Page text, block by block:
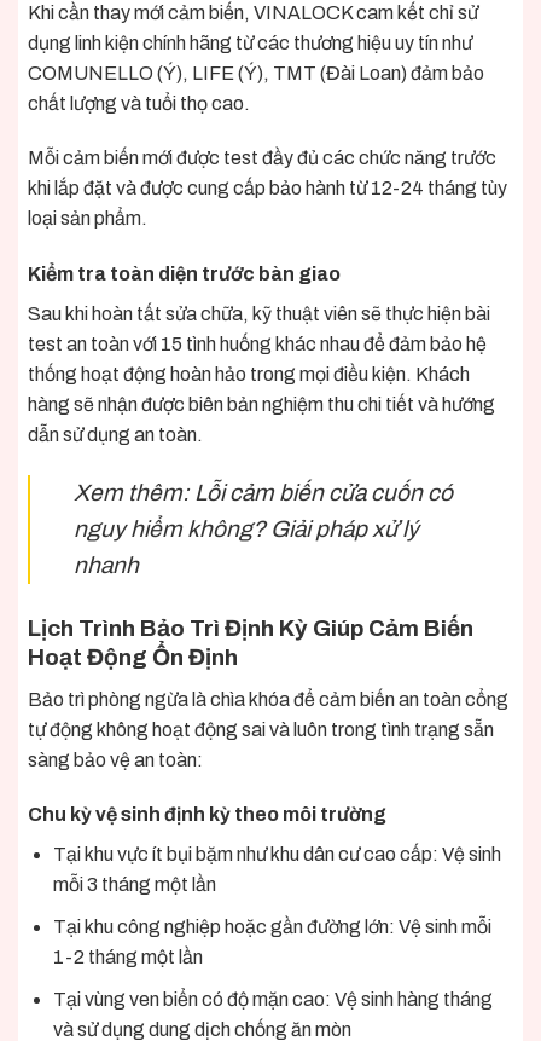
Khi cần thay mới cảm biến, VINALOCK cam kết chỉ sử
dụng linh kiện chính hãng từ các thương hiệu uy tín như
COMUNELLO (Ý), LIFE (Ý), TMT (Đài Loan) đảm bảo
chất lượng và tuổi thọ cao.
Mỗi cảm biến mới được test đầy đủ các chức năng trước
khi lắp đặt và được cung cấp bảo hành từ 12-24 tháng tùy
loại sản phẩm.
Kiểm tra toàn diện trước bàn giao
Sau khi hoàn tất sửa chữa, kỹ thuật viên sẽ thực hiện bài
test an toàn với 15 tình huống khác nhau để đảm bảo hệ
thống hoạt động hoàn hảo trong mọi điều kiện. Khách
hàng sẽ nhận được biên bản nghiệm thu chi tiết và hướng
dẫn sử dụng an toàn.
Xem thêm: Lỗi cảm biến cửa cuốn có
nguy hiểm không? Giải pháp xử lý
nhanh
Lịch Trình Bảo Trì Định Kỳ Giúp Cảm Biến
Hoạt Động Ổn Định
Bảo trì phòng ngừa là chìa khóa để cảm biến an toàn cổng
tự động không hoạt động sai và luôn trong tình trạng sẵn
sàng bảo vệ an toàn:
Chu kỳ vệ sinh định kỳ theo môi trường
Tại khu vực ít bụi bặm như khu dân cư cao cấp: Vệ sinh
mỗi 3 tháng một lần
Tại khu công nghiệp hoặc gần đường lớn: Vệ sinh mỗi
1-2 tháng một lần
Tại vùng ven biển có độ mặn cao: Vệ sinh hàng tháng
và sử dụng dung dịch chống ăn mòn